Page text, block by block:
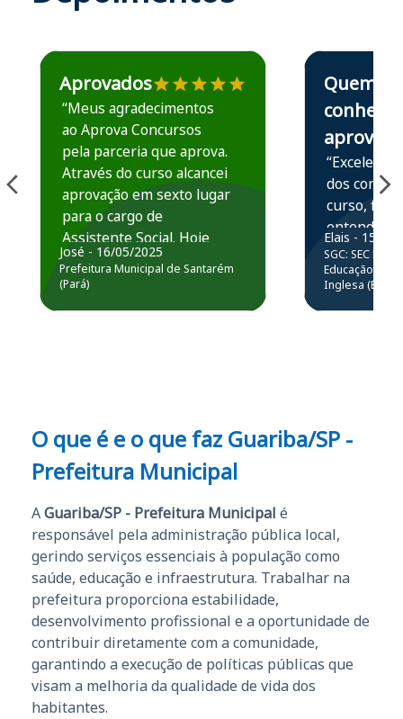
Estudante José recomenda o Aprova Concursos em
Aprovados
“Meus agradecimentos
ao Aprova Concursos
pela parceria que aprova.
Através do curso alcancei
aprovação em sexto lugar
para o cargo de
Assistente Social. Hoje
estou atuando na
Prefeitura de Santarém.
José - 16/05/2025
Prefeitura Municipal de Santarém
(Pará)
Estudante Elais
Quem
conhece,
aprova
“Excelente
dos
curso,
entender e
prática
resolução
questões.”
Elais - 15/07/
SGC: SEC BA
Educação
Inglesa (Edital
O que é e o que faz Guariba/SP -
Prefeitura Municipal
AGuariba/SP - Prefeitura Municipal é
responsável pela administração pública local,
gerindo serviços essenciais à população como
saúde, educação e infraestrutura. Trabalhar na
prefeitura proporciona estabilidade,
desenvolvimento profissional e a oportunidade de
contribuir diretamente com a comunidade,
garantindo a execução de políticas públicas que
visam a melhoria da qualidade de vida dos
habitantes.